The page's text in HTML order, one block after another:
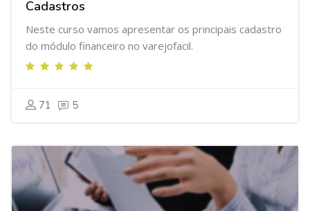
Cadastros
Neste curso vamos apresentar os principais cadastro
do módulo financeiro no varejofacil.
71 5